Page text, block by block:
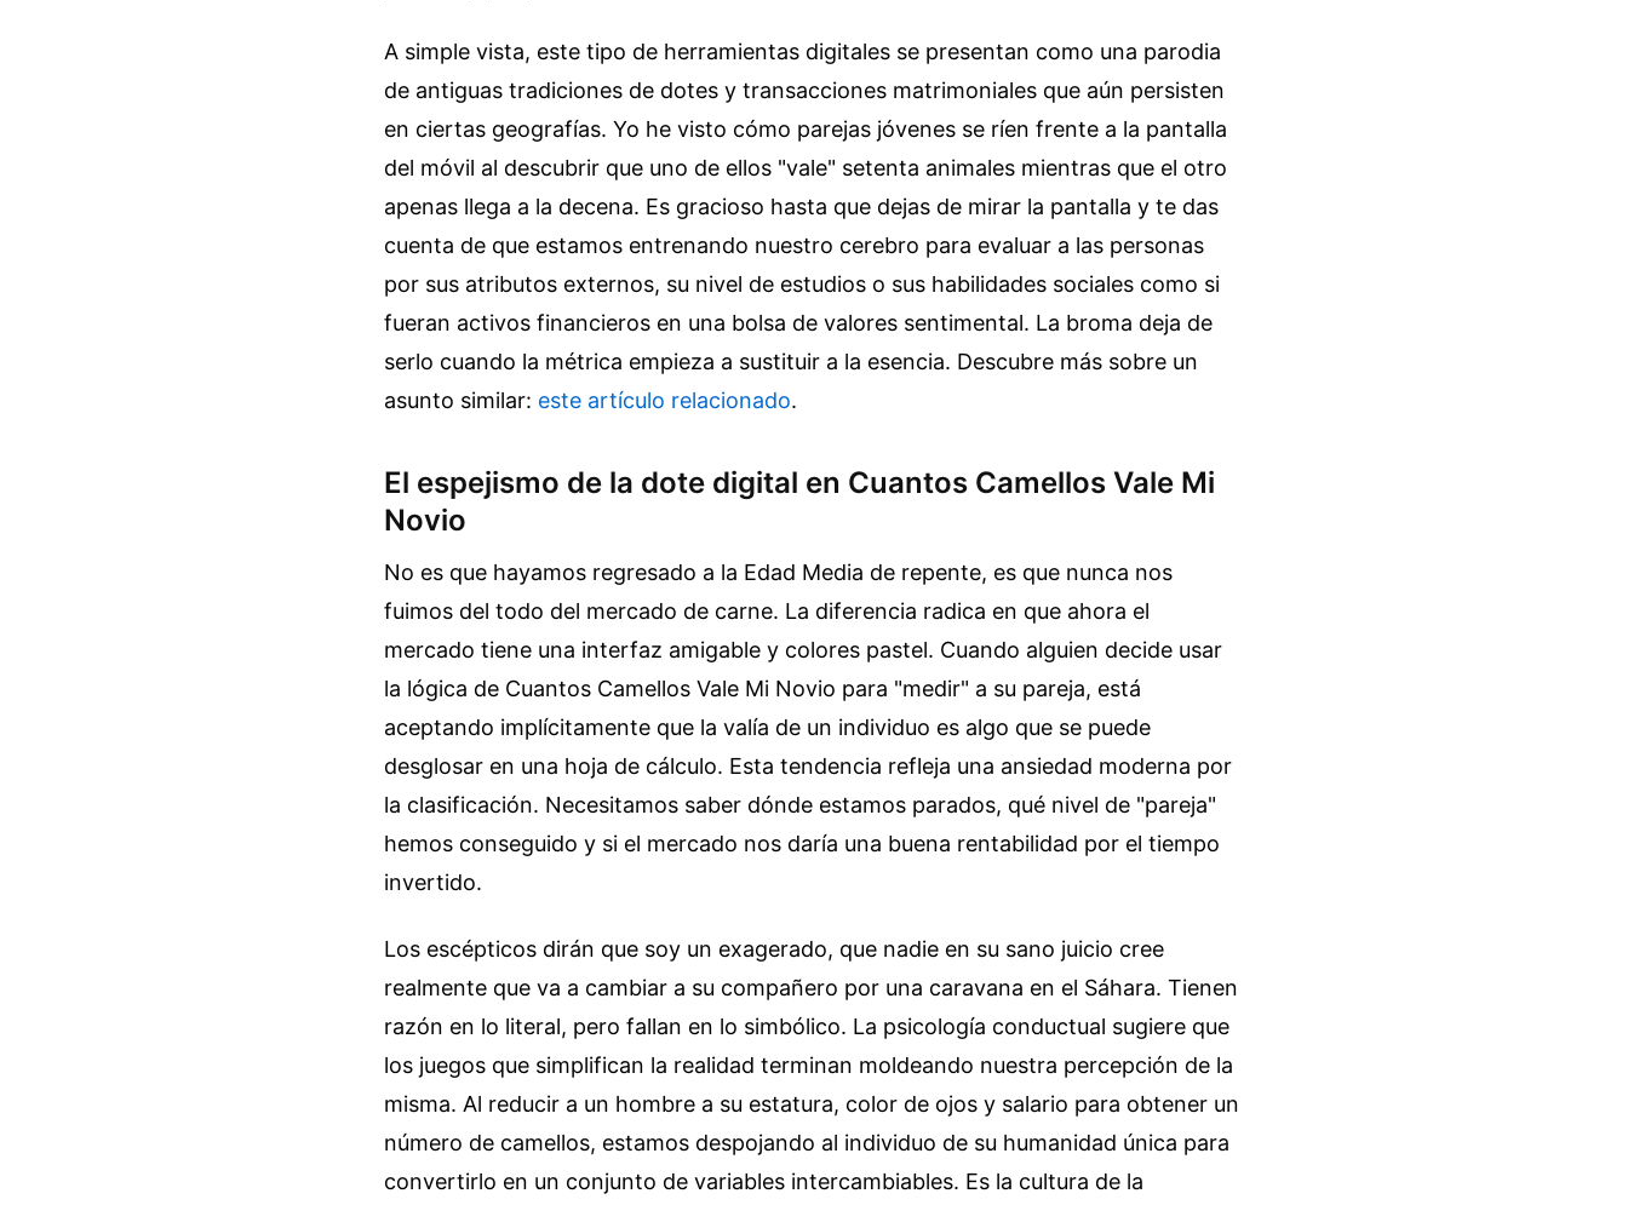
A simple vista, este tipo de herramientas digitales se presentan como una parodia
de antiguas tradiciones de dotes y transacciones matrimoniales que aún persisten
en ciertas geografías. Yo he visto cómo parejas jóvenes se ríen frente a la pantalla
del móvil al descubrir que uno de ellos "vale" setenta animales mientras que el otro
apenas llega a la decena. Es gracioso hasta que dejas de mirar la pantalla y te das
cuenta de que estamos entrenando nuestro cerebro para evaluar a las personas
por sus atributos externos, su nivel de estudios o sus habilidades sociales como si
fueran activos financieros en una bolsa de valores sentimental. La broma deja de
serlo cuando la métrica empieza a sustituir a la esencia. Descubre más sobre un
asunto similar: este artículo relacionado.
El espejismo de la dote digital en Cuantos Camellos Vale Mi
Novio
No es que hayamos regresado a la Edad Media de repente, es que nunca nos
fuimos del todo del mercado de carne. La diferencia radica en que ahora el
mercado tiene una interfaz amigable y colores pastel. Cuando alguien decide usar
la lógica de Cuantos Camellos Vale Mi Novio para "medir" a su pareja, está
aceptando implícitamente que la valía de un individuo es algo que se puede
desglosar en una hoja de cálculo. Esta tendencia refleja una ansiedad moderna por
la clasificación. Necesitamos saber dónde estamos parados, qué nivel de "pareja"
hemos conseguido y si el mercado nos daría una buena rentabilidad por el tiempo
invertido.
Los escépticos dirán que soy un exagerado, que nadie en su sano juicio cree
realmente que va a cambiar a su compañero por una caravana en el Sáhara. Tienen
razón en lo literal, pero fallan en lo simbólico. La psicología conductual sugiere que
los juegos que simplifican la realidad terminan moldeando nuestra percepción de la
misma. Al reducir a un hombre a su estatura, color de ojos y salario para obtener un
número de camellos, estamos despojando al individuo de su humanidad única para
convertirlo en un conjunto de variables intercambiables. Es la cultura de la